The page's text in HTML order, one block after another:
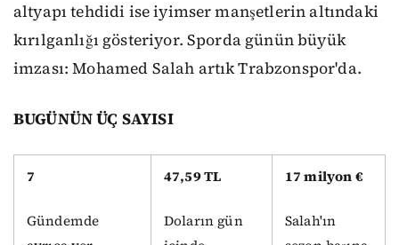
altyapı tehdidi ise iyimser manşetlerin altındaki
kırılganlığı gösteriyor. Sporda günün büyük
imzası: Mohamed Salah artık Trabzonspor'da.
BUGÜNÜN ÜÇ SAYISI
7
Gündemde
47,59 TL
Doların gün
17 milyon €
Salah'ın